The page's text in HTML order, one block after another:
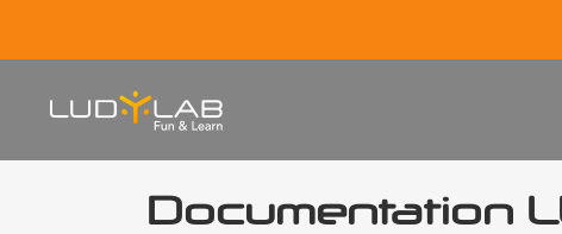
Documentation